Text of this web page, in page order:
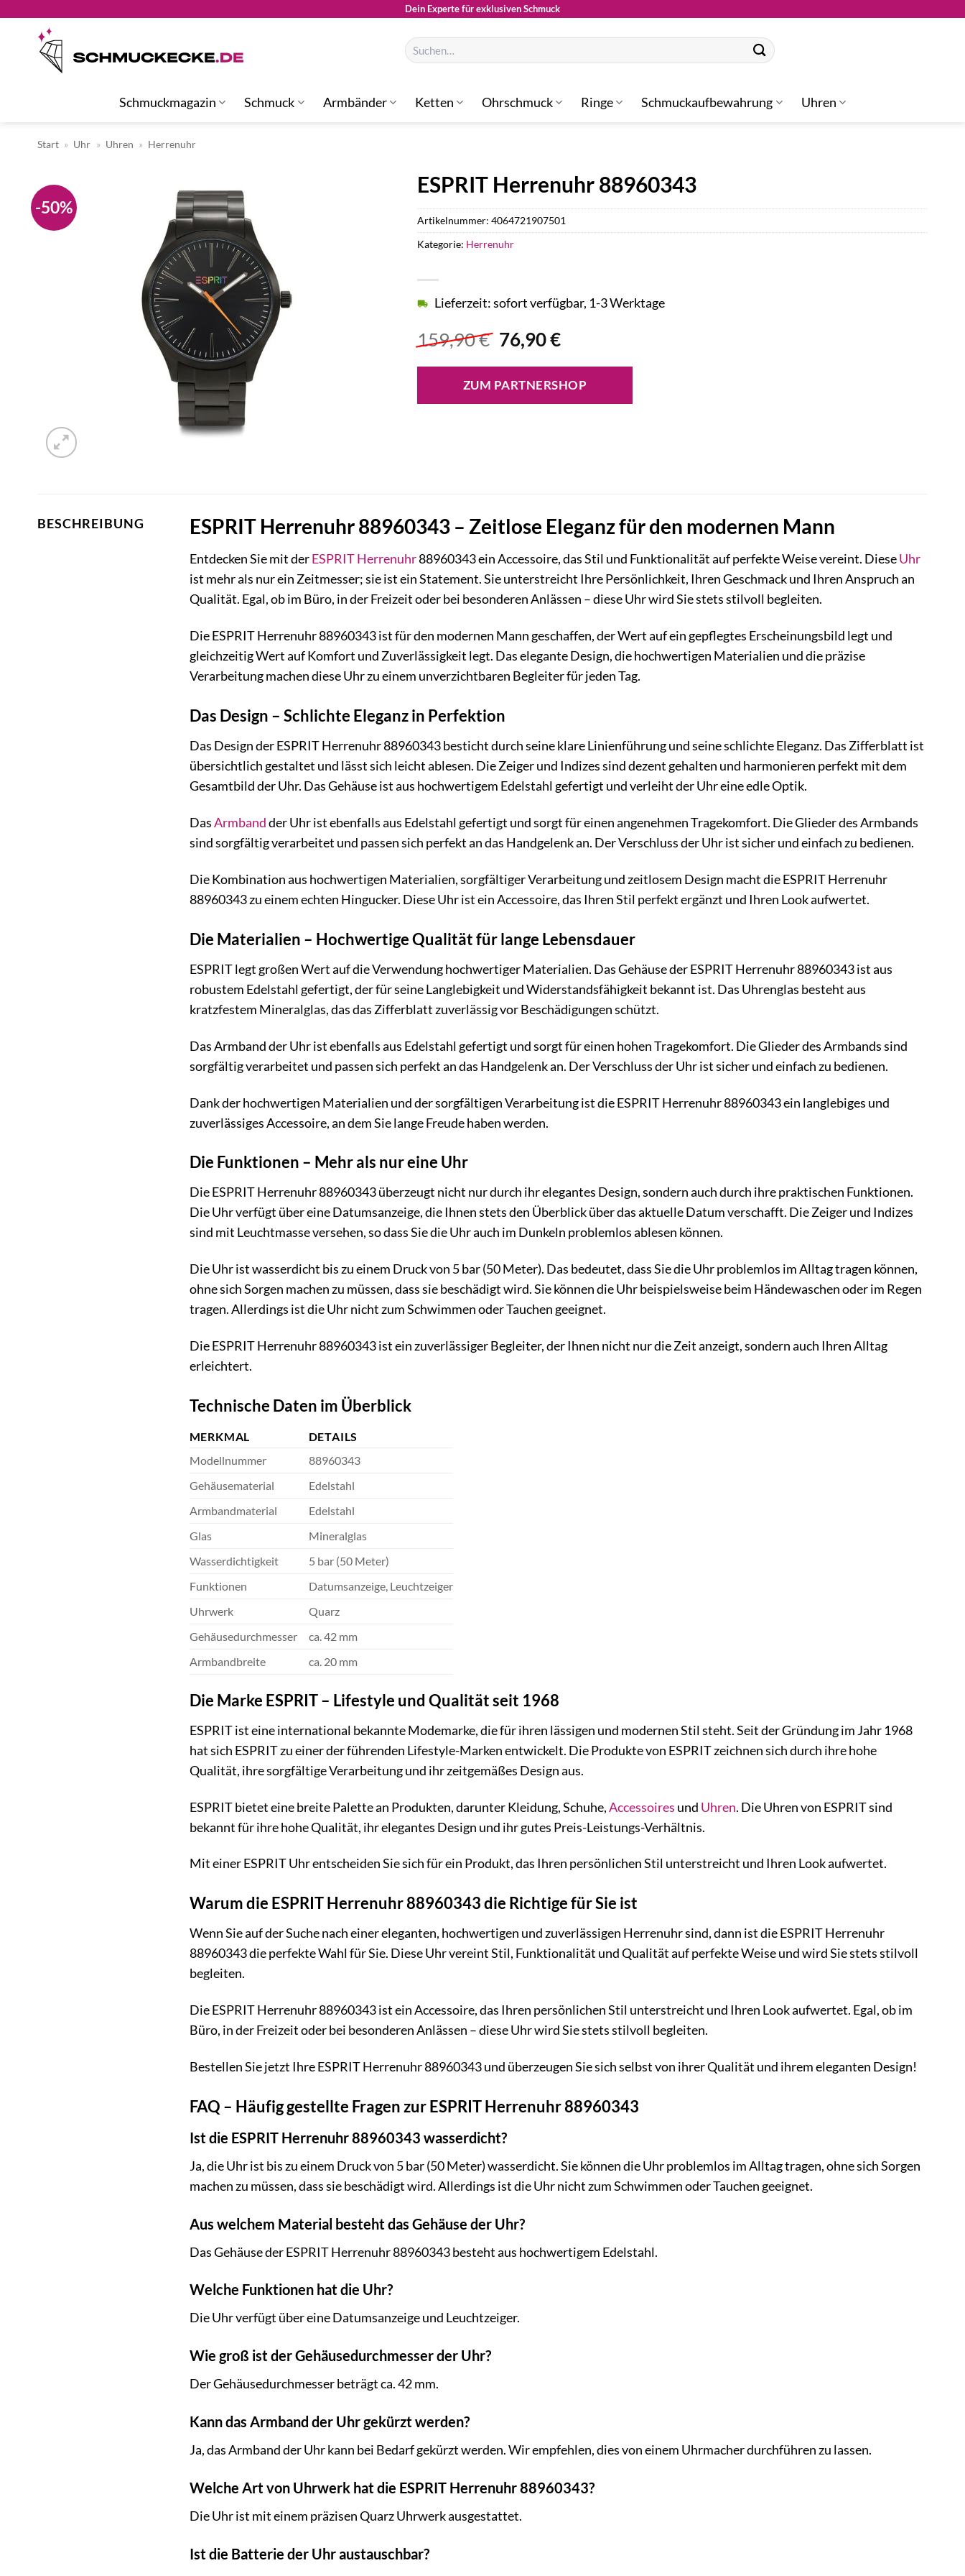
springen
Dein Experte für exklusiven Schmuck
Suchen
nach:
Schmuckmagazin Schmuck Armbänder Ketten Ohrschmuck Ringe Schmuckaufbewahrung Uhren
Start » Uhr » Uhren » Herrenuhr
-50%
ESPRIT Herrenuhr 88960343
159,90€ Ursprünglicher
Preis
war:
159,90 €
76,90€Aktueller
ist:
76,90 €.
Lieferzeit: sofort verfügbar, 1-3 Werktage
ZUM PARTNERSHOP
Artikelnummer:4064721907501
Kategorie: Herrenuhr
BESCHREIBUNG ESPRIT Herrenuhr 88960343 – Zeitlose Eleganz für den modernen Mann
Entdecken Sie mit derESPRIT Herrenuhr88960343 ein Accessoire, das Stil und Funktionalität auf perfekte Weise vereint. DieseUhr
ist mehr als nur ein Zeitmesser; sie ist ein Statement. Sie unterstreicht Ihre Persönlichkeit, Ihren Geschmack und Ihren Anspruch an
Qualität. Egal, ob im Büro, in der Freizeit oder bei besonderen Anlässen – diese Uhr wird Sie stets stilvoll begleiten.
Die ESPRIT Herrenuhr 88960343 ist für den modernen Mann geschaffen, der Wert auf ein gepflegtes Erscheinungsbild legt und
gleichzeitig Wert auf Komfort und Zuverlässigkeit legt. Das elegante Design, die hochwertigen Materialien und die präzise
Verarbeitung machen diese Uhr zu einem unverzichtbaren Begleiter für jeden Tag.
Das Design – Schlichte Eleganz in Perfektion
Das Design der ESPRIT Herrenuhr 88960343 besticht durch seine klare Linienführung und seine schlichte Eleganz. Das Zifferblatt ist
übersichtlich gestaltet und lässt sich leicht ablesen. Die Zeiger und Indizes sind dezent gehalten und harmonieren perfekt mit dem
Gesamtbild der Uhr. Das Gehäuse ist aus hochwertigem Edelstahl gefertigt und verleiht der Uhr eine edle Optik.
DasArmbandder Uhr ist ebenfalls aus Edelstahl gefertigt und sorgt für einen angenehmen Tragekomfort. Die Glieder des Armbands
sind sorgfältig verarbeitet und passen sich perfekt an das Handgelenk an. Der Verschluss der Uhr ist sicher und einfach zu bedienen.
Die Kombination aus hochwertigen Materialien, sorgfältiger Verarbeitung und zeitlosem Design macht die ESPRIT Herrenuhr
88960343 zu einem echten Hingucker. Diese Uhr ist ein Accessoire, das Ihren Stil perfekt ergänzt und Ihren Look aufwertet.
Die Materialien – Hochwertige Qualität für lange Lebensdauer
ESPRIT legt großen Wert auf die Verwendung hochwertiger Materialien. Das Gehäuse der ESPRIT Herrenuhr 88960343 ist aus
robustem Edelstahl gefertigt, der für seine Langlebigkeit und Widerstandsfähigkeit bekannt ist. Das Uhrenglas besteht aus
kratzfestem Mineralglas, das das Zifferblatt zuverlässig vor Beschädigungen schützt.
Das Armband der Uhr ist ebenfalls aus Edelstahl gefertigt und sorgt für einen hohen Tragekomfort. Die Glieder des Armbands sind
sorgfältig verarbeitet und passen sich perfekt an das Handgelenk an. Der Verschluss der Uhr ist sicher und einfach zu bedienen.
Dank der hochwertigen Materialien und der sorgfältigen Verarbeitung ist die ESPRIT Herrenuhr 88960343 ein langlebiges und
zuverlässiges Accessoire, an dem Sie lange Freude haben werden.
Die Funktionen – Mehr als nur eine Uhr
Die ESPRIT Herrenuhr 88960343 überzeugt nicht nur durch ihr elegantes Design, sondern auch durch ihre praktischen Funktionen.
Die Uhr verfügt über eine Datumsanzeige, die Ihnen stets den Überblick über das aktuelle Datum verschafft. Die Zeiger und Indizes
sind mit Leuchtmasse versehen, so dass Sie die Uhr auch im Dunkeln problemlos ablesen können.
Die Uhr ist wasserdicht bis zu einem Druck von 5 bar (50 Meter). Das bedeutet, dass Sie die Uhr problemlos im Alltag tragen können,
ohne sich Sorgen machen zu müssen, dass sie beschädigt wird. Sie können die Uhr beispielsweise beim Händewaschen oder im Regen
tragen. Allerdings ist die Uhr nicht zum Schwimmen oder Tauchen geeignet.
Die ESPRIT Herrenuhr 88960343 ist ein zuverlässiger Begleiter, der Ihnen nicht nur die Zeit anzeigt, sondern auch Ihren Alltag
erleichtert.
Technische Daten im Überblick
MERKMAL
DETAILS
Modellnummer
88960343
Gehäusematerial
Edelstahl
Armbandmaterial
Edelstahl
Glas
Mineralglas
Wasserdichtigkeit
5 bar (50 Meter)
Funktionen
Datumsanzeige, Leuchtzeiger
Uhrwerk
Quarz
Gehäusedurchmesser
ca. 42 mm
Armbandbreite
ca. 20 mm
Die Marke ESPRIT – Lifestyle und Qualität seit 1968
ESPRIT ist eine international bekannte Modemarke, die für ihren lässigen und modernen Stil steht. Seit der Gründung im Jahr 1968
hat sich ESPRIT zu einer der führenden Lifestyle-Marken entwickelt. Die Produkte von ESPRIT zeichnen sich durch ihre hohe
Qualität, ihre sorgfältige Verarbeitung und ihr zeitgemäßes Design aus.
ESPRIT bietet eine breite Palette an Produkten, darunter Kleidung, Schuhe,Accessoires und Uhren. Die Uhren von ESPRIT sind
bekannt für ihre hohe Qualität, ihr elegantes Design und ihr gutes Preis-Leistungs-Verhältnis.
Mit einer ESPRIT Uhr entscheiden Sie sich für ein Produkt, das Ihren persönlichen Stil unterstreicht und Ihren Look aufwertet.
Warum die ESPRIT Herrenuhr 88960343 die Richtige für Sie ist
Wenn Sie auf der Suche nach einer eleganten, hochwertigen und zuverlässigen Herrenuhr sind, dann ist die ESPRIT Herrenuhr
88960343 die perfekte Wahl für Sie. Diese Uhr vereint Stil, Funktionalität und Qualität auf perfekte Weise und wird Sie stets stilvoll
begleiten.
Die ESPRIT Herrenuhr 88960343 ist ein Accessoire, das Ihren persönlichen Stil unterstreicht und Ihren Look aufwertet. Egal, ob im
Büro, in der Freizeit oder bei besonderen Anlässen – diese Uhr wird Sie stets stilvoll begleiten.
Bestellen Sie jetzt Ihre ESPRIT Herrenuhr 88960343 und überzeugen Sie sich selbst von ihrer Qualität und ihrem eleganten Design!
FAQ – Häufig gestellte Fragen zur ESPRIT Herrenuhr 88960343
Ist die ESPRIT Herrenuhr 88960343 wasserdicht?
Ja, die Uhr ist bis zu einem Druck von 5 bar (50 Meter) wasserdicht. Sie können die Uhr problemlos im Alltag tragen, ohne sich Sorgen
machen zu müssen, dass sie beschädigt wird. Allerdings ist die Uhr nicht zum Schwimmen oder Tauchen geeignet.
Aus welchem Material besteht das Gehäuse der Uhr?
Das Gehäuse der ESPRIT Herrenuhr 88960343 besteht aus hochwertigem Edelstahl.
Welche Funktionen hat die Uhr?
Die Uhr verfügt über eine Datumsanzeige und Leuchtzeiger.
Wie groß ist der Gehäusedurchmesser der Uhr?
Der Gehäusedurchmesser beträgt ca. 42 mm.
Kann das Armband der Uhr gekürzt werden?
Ja, das Armband der Uhr kann bei Bedarf gekürzt werden. Wir empfehlen, dies von einem Uhrmacher durchführen zu lassen.
Welche Art von Uhrwerk hat die ESPRIT Herrenuhr 88960343?
Die Uhr ist mit einem präzisen Quarz Uhrwerk ausgestattet.
Ist die Batterie der Uhr austauschbar?